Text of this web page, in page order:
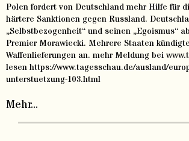
Polen fordert von Deutschland mehr Hilfe für
härtere Sanktionen gegen Russland.
„Selbstbezogenheit“ und seinen „Egoismus“
Premier Morawiecki. Mehrere Staaten
Waffenlieferungen an. mehr Meldung bei
lesen https://www.tagesschau.de/ausland/
unterstuetzung-103.html
Mehr...